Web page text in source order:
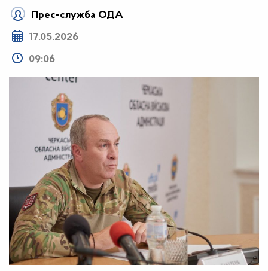
Прес-служба ОДА
17.05.2026
09:06